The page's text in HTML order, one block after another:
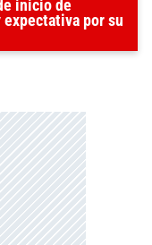
inicio de
por su